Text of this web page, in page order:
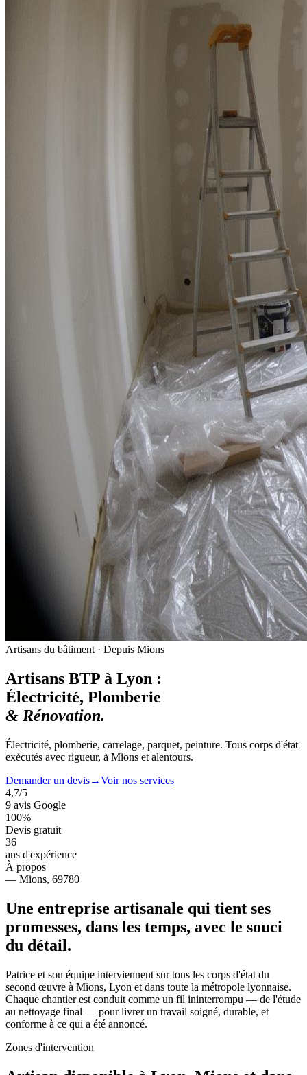
Artisans du bâtiment · Depuis Mions
Artisans BTP à Lyon :
Électricité, Plomberie
& Rénovation.
Électricité, plomberie, carrelage, parquet, peinture. Tous corps d'état
exécutés avec rigueur, à Mions et alentours.
Demander un devis→Voir nos services
4,7/5
9 avis Google
100%
Devis gratuit
36
ans d'expérience
À propos
— Mions, 69780
Une entreprise artisanale qui tient ses
promesses, dans les temps, avec le souci
du détail.
Patrice et son équipe interviennent sur tous les corps d'état du
second œuvre à Mions, Lyon et dans toute la métropole lyonnaise.
Chaque chantier est conduit comme un fil ininterrompu — de l'étude
au nettoyage final — pour livrer un travail soigné, durable, et
conforme à ce qui a été annoncé.
Zones d'intervention